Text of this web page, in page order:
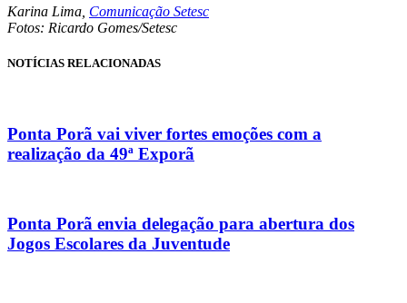
Karina Lima, Comunicação Setesc
Fotos: Ricardo Gomes/Setesc
NOTÍCIAS RELACIONADAS
Ponta Porã vai viver fortes emoções com a
realização da 49ª Exporã
Ponta Porã envia delegação para abertura dos
Jogos Escolares da Juventude